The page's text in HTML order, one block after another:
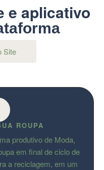
e aplicativo
Site
ROUPA
produtivo de Moda,
em final de ciclo de
a reciclagem, em um